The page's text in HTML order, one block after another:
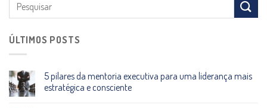
ÚLTIMOS POSTS
5 pilares da mentoria executiva para uma liderança mais
estratégica e consciente